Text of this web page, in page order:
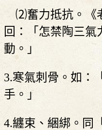
⑵奮力抵抗。《
回：「怎禁陶三
動。」
3.寒氣刺骨。如：
手。」
4.纏束、綑綁。同